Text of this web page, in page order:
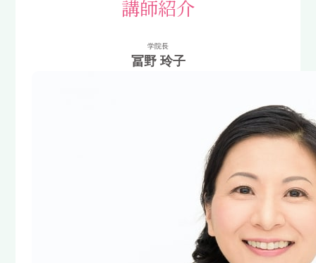
講師紹介
学院長
冨野 玲子